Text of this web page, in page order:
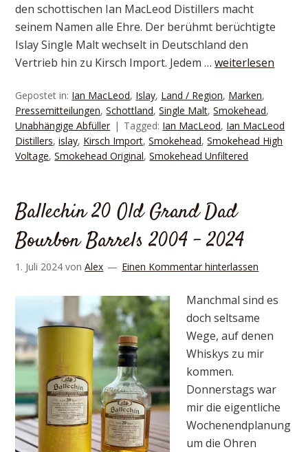
den schottischen Ian MacLeod Distillers macht
seinem Namen alle Ehre. Der berühmt berüchtigte
Islay Single Malt wechselt in Deutschland den
Vertrieb hin zu Kirsch Import. Jedem …weiterlesen
Gepostet in: Ian MacLeod, Islay, Land / Region, Marken,
Pressemitteilungen,Schottland,Single Malt,Smokehead,
Unabhängige Abfüller
Tagged: Ian MacLeod, Ian MacLeod
Distillers,islay, Kirsch Import,Smokehead,Smokehead High
Voltage,Smokehead Original,Smokehead Unfiltered
Ballechin 20 Old Grand Dad
Bourbon Barrels 2004 – 2024
1. Juli 2024 vonAlex Einen Kommentar hinterlassen
Manchmal sind es
doch seltsame
Wege, auf denen
Whiskys zu mir
kommen.
Donnerstags war
mir die eigentliche
Wochenendplanung
um die Ohren